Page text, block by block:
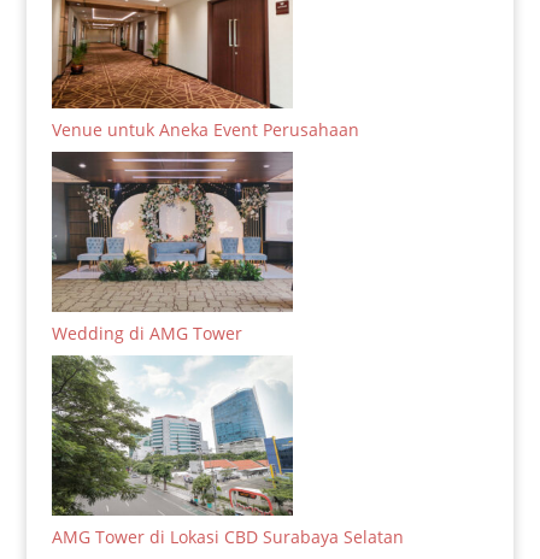
Venue untuk Aneka Event Perusahaan
Wedding di AMG Tower
AMG Tower di Lokasi CBD Surabaya Selatan